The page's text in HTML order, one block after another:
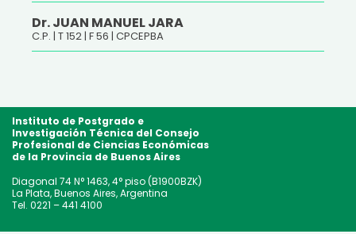
Dr. JUAN MANUEL JARA
C.P. | T 152 | F 56 | CPCEPBA
Instituto de Postgrado e
Investigación Técnica del Consejo
Profesional de Ciencias Económicas
de la Provincia de Buenos Aires
Diagonal 74 N° 1463, 4° piso (B1900BZK)
La Plata, Buenos Aires, Argentina
Tel. 0221 – 441 4100